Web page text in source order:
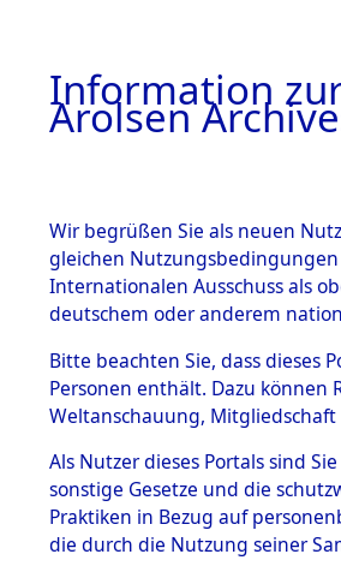
BILD
BESTÄNDE
1.
mente
5. Verschiedenes
5.3
Todesmärsche
Information
Arolsen
Wir begrüßen Sie als neuen
gleichen
Internationalen Ausschuss als
deutschem oder anderem
Bitte beachten Sie, dass dieses
Personen enthält. Dazu
Weltanschauung,
Als Nutzer dieses Portals sind
sonstige Gesetze und die
Praktiken in Bezug auf
die durch die Nutzung seiner